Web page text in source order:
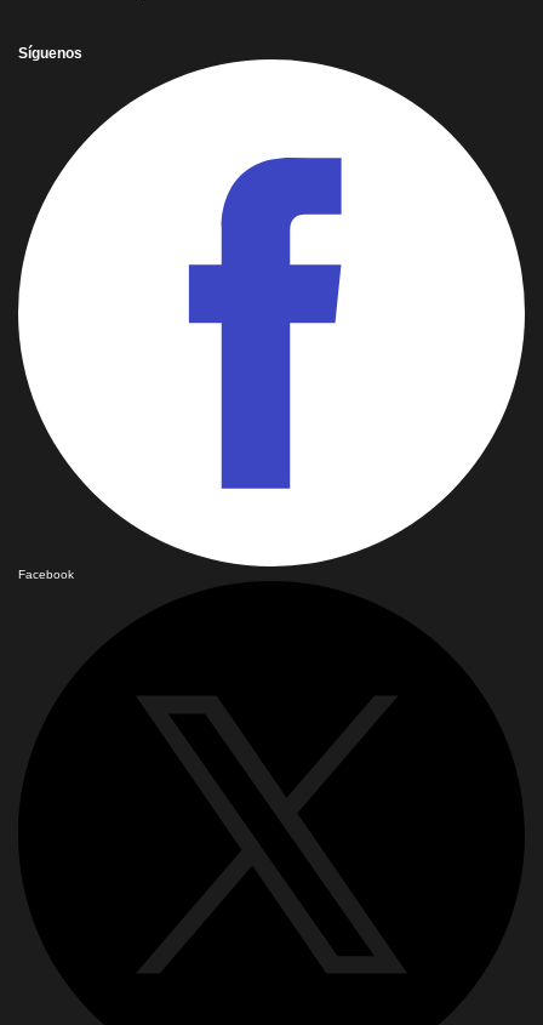
Síguenos
Facebook